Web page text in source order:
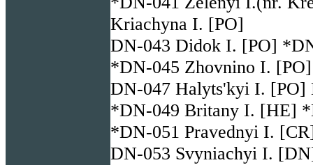
Kriachyna I. [PO]
DN-043 Didok I. [PO]
*DN-045 Zhovnino I.
DN-047 Halyts'kyi I.
*DN-049 Britany I. [HE]
*DN-051 Pravednyi I.
DN-053 Svyniachyi I.